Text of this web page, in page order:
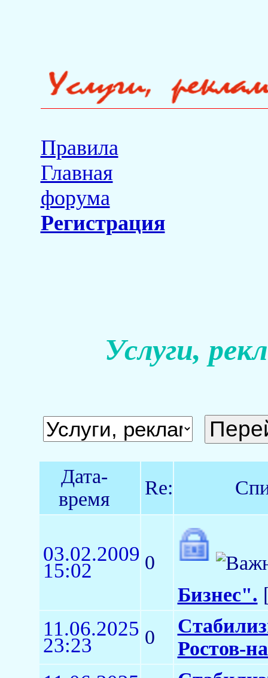
Правила
Главная
форума
Регистрация
Услуги,
Дата-
время
Re:
03.02.2009
15:02
0
Бизнес".
11.06.2025
23:23 0
Ростов-